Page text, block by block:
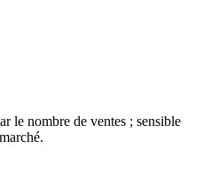
le nombre de ventes ; sensible